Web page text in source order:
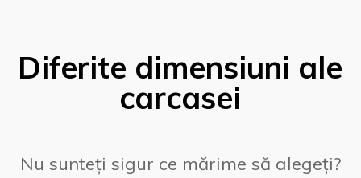
Diferite dimensiuni ale
carcasei
Nu sunteți sigur ce mărime să alegeți?